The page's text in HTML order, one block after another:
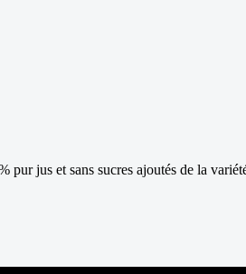
pur jus et sans sucres ajoutés de la